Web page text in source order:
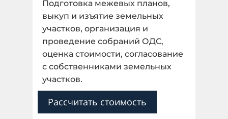
Подготовка межевых планов,
выкуп и изъятие земельных
участков, организация и
проведение собраний ОДС,
оценка стоимости, согласование
с собственниками земельных
участков.
Рассчитать стоимость